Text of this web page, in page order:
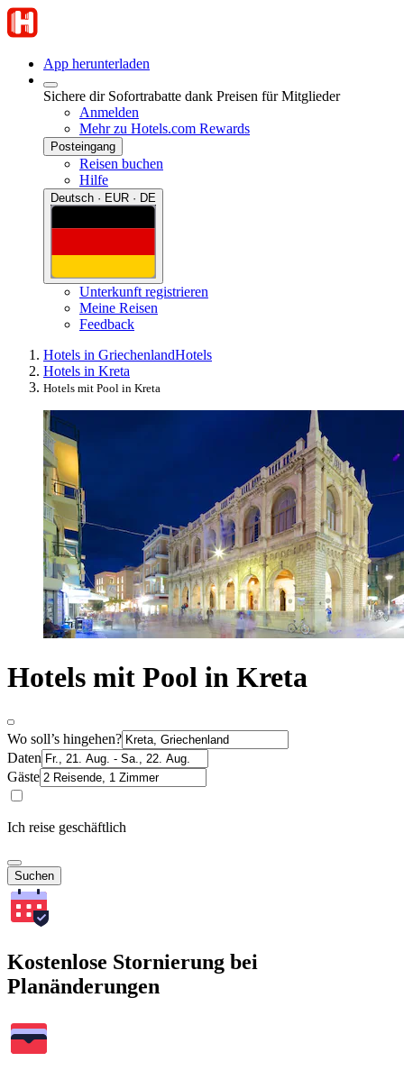
App herunterladen
Sichere dir Sofortrabatte dank Preisen für Mitglieder
Anmelden
Mehr zu Hotels.com Rewards
Posteingang
Reisen buchen
Hilfe
Deutsch · EUR · DE
Unterkunft registrieren
Meine Reisen
Feedback
Hotels in GriechenlandHotels
Hotels in Kreta
Hotels mit Pool in Kreta
Hotels mit Pool in Kreta
Wo soll’s hingehen?
Daten
Gäste
Ich reise geschäftlich
Suchen
Kostenlose Stornierung bei
Planänderungen